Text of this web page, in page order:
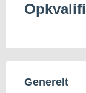
Generelt